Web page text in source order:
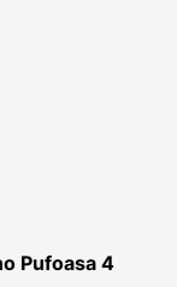
Pufoasa 4